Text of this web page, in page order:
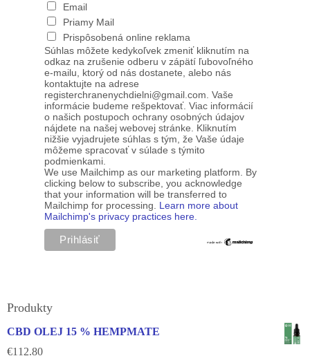
Email
Priamy Mail
Prispôsobená online reklama
Súhlas môžete kedykoľvek zmeniť kliknutím na
odkaz na zrušenie odberu v zápätí ľubovoľného
e-mailu, ktorý od nás dostanete, alebo nás
kontaktujte na adrese
registerchranenychdielni@gmail.com. Vaše
informácie budeme rešpektovať. Viac informácií
o našich postupoch ochrany osobných údajov
nájdete na našej webovej stránke. Kliknutím
nižšie vyjadrujete súhlas s tým, že Vaše údaje
môžeme spracovať v súlade s týmito
podmienkami.
We use Mailchimp as our marketing platform. By
clicking below to subscribe, you acknowledge
that your information will be transferred to
Mailchimp for processing. Learn more about
Mailchimp's privacy practices here.
Produkty
CBD OLEJ 15 % HEMPMATE
€112.80